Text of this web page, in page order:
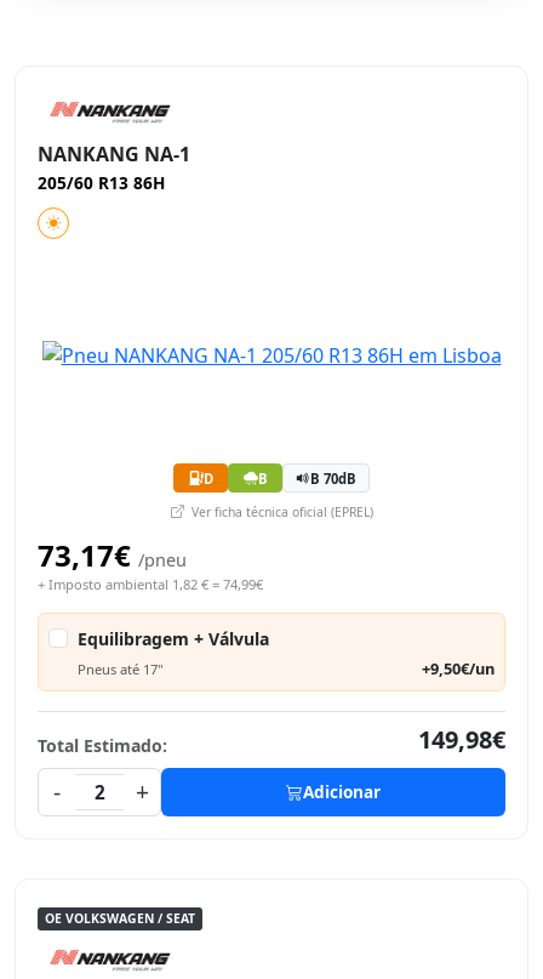
NANKANG NA-1
205/60 R13 86H
D B B 70dB
Ver ficha técnica oficial (EPREL)
73,17€ /pneu
+ Imposto ambiental 1,82 € = 74,99€
Equilibragem + Válvula
Pneus até 17" +9,50€/un
Total Estimado:
149,98€
-
2 + Adicionar
OE VOLKSWAGEN / SEAT